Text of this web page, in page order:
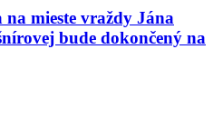
mieste vraždy Jána
bude dokončený na